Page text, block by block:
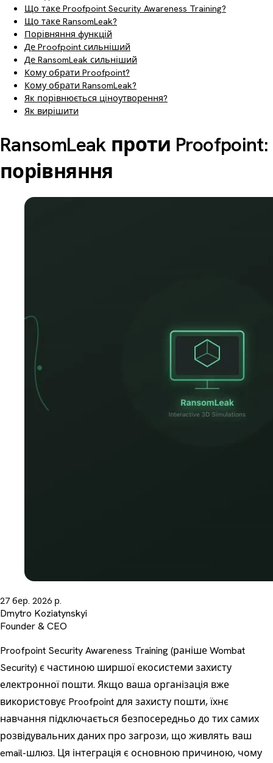
Що таке Proofpoint Security Awareness Training?
Що таке RansomLeak?
Порівняння функцій
Де Proofpoint сильніший
Де RansomLeak сильніший
Кому обрати Proofpoint?
Кому обрати RansomLeak?
Як порівнюється ціноутворення?
Як вирішити
RansomLeak проти Proofpoint:
порівняння
27 бер. 2026 р.
Dmytro Koziatynskyi
Founder & CEO
Proofpoint Security Awareness Training (раніше Wombat
Security) є частиною ширшої екосистеми захисту
електронної пошти. Якщо ваша організація вже
використовує Proofpoint для захисту пошти, їхнє
навчання підключається безпосередньо до тих самих
розвідувальних даних про загрози, що живлять ваш
email-шлюз. Ця інтеграція є основною причиною, чому